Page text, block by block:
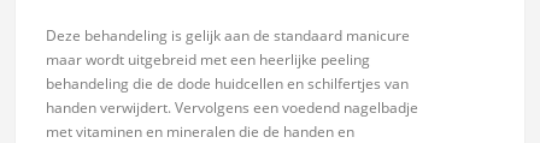
Deze behandeling is gelijk aan de standaard manicure
maar wordt uitgebreid met een heerlijke peeling
behandeling die de dode huidcellen en schilfertjes van
handen verwijdert. Vervolgens een voedend nagelbadje
met vitaminen en mineralen die de handen en